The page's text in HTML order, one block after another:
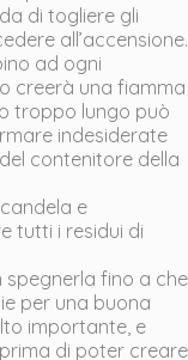
di togliere gli
all’accensione.
ad ogni
creerà una fiamma
troppo lungo può
indesiderate
contenitore della
e
tutti i residui di
spegnerla fino a che
per una buona
importante, e
di poter creare